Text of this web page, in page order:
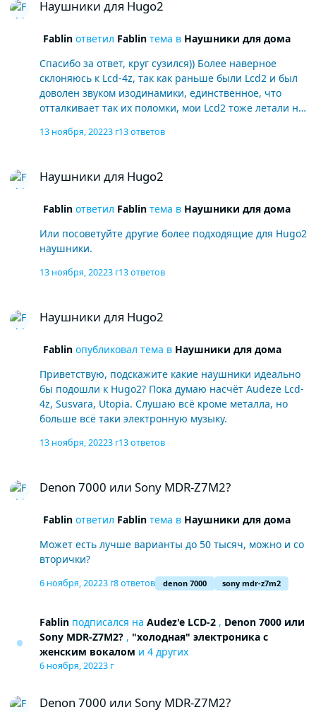
Наушники для Hugo2
Fablinответил Fablinтема в Наушники для дома
Спасибо за ответ, круг сузился)) Более наверное
склоняюсь к Lcd-4z, так как раньше были Lcd2 и был
доволен звуком изодинамики, единственное, что
отталкивает так их поломки, мои Lcd2 тоже летали на
ломаются.
13 ноября, 20223 г13 ответов
Наушники для Hugo2
Fablinответил Fablinтема в Наушники для дома
Или посоветуйте другие более подходящие для Hugo2
наушники.
13 ноября, 20223 г13 ответов
Наушники для Hugo2
Fablinопубликовал тема в Наушники для дома
Приветствую, подскажите какие наушники идеально
бы подошли к Hugo2? Пока думаю насчёт Audeze Lcd-
4z, Susvara, Utopia. Слушаю всё кроме металла, но
больше всё таки электронную музыку.
13 ноября, 20223 г13 ответов
Denon 7000 или Sony MDR-Z7M2?
Fablinответил Fablinтема в Наушники для дома
Может есть лучше варианты до 50 тысяч, можно и со
вторички?
6 ноября, 20223 г8 ответов denon 7000 sony mdr-z7m2
Fablin подписался на Audez'e LCD-2 , Denon 7000 или
Sony MDR-Z7M2? , "холодная" электроника с
женским вокалом и 4 других
6 ноября, 20223 г
Denon 7000 или Sony MDR-Z7M2?